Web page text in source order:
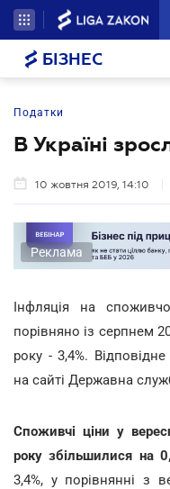
БІЗНЕС
Податки
В Україні
10 жовтня 2019, 14:10
Реклама
Інфляція на
порівняно із серпнем
року - 3,4%.
на сайті Державна
Споживчі ціни у
року збільшилися на
3,4%, у порівнянні з